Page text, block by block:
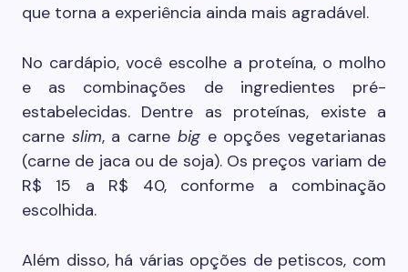
que torna a experiência ainda mais agradável.
No cardápio, você escolhe a proteína, o molho
e as combinações de ingredientes pré-
estabelecidas. Dentre as proteínas, existe a
carne slim, a carne bige opções vegetarianas
(carne de jaca ou de soja). Os preços variam de
R$ 15 a R$ 40, conforme a combinação
escolhida.
Além disso, há várias opções de petiscos, com